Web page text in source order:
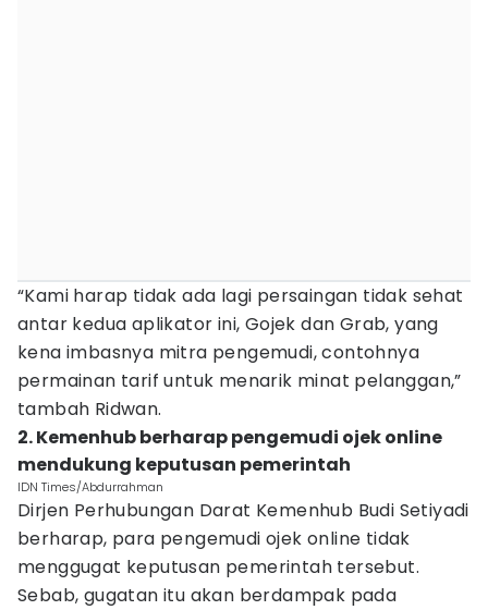
“Kami harap tidak ada lagi persaingan tidak sehat
antar kedua aplikator ini, Gojek dan Grab, yang
kena imbasnya mitra pengemudi, contohnya
permainan tarif untuk menarik minat pelanggan,”
tambah Ridwan.
2. Kemenhub berharap pengemudi ojek online
mendukung keputusan pemerintah
IDN Times/Abdurrahman
Dirjen Perhubungan Darat Kemenhub Budi Setiyadi
berharap, para pengemudi ojek online tidak
menggugat keputusan pemerintah tersebut.
Sebab, gugatan itu akan berdampak pada